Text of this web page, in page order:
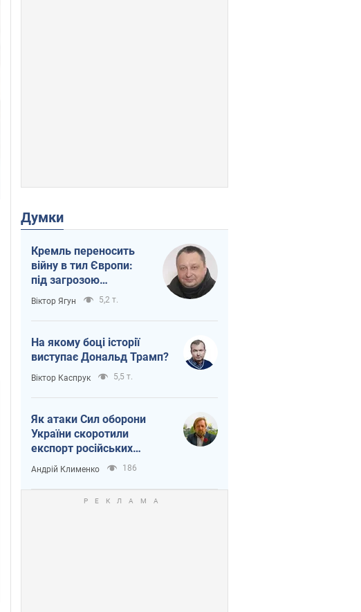
Думки
Кремль переносить
війну в тил Європи:
під загрозою
критична логістика
Віктор Ягун 5,2 т.
На якому боці історії
виступає Дональд Трамп?
Віктор Каспрук 5,5 т.
Як атаки Сил оборони
України скоротили
експорт російських
нафтопродуктів
Андрій Клименко 186